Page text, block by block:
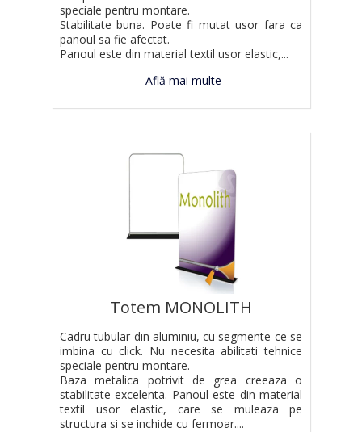
speciale pentru montare.
Stabilitate buna. Poate fi mutat usor fara ca
panoul sa fie afectat.
Panoul este din material textil usor elastic,...
Află mai multe
Totem MONOLITH
Cadru tubular din aluminiu, cu segmente ce se
imbina cu click. Nu necesita abilitati tehnice
speciale pentru montare.
Baza metalica potrivit de grea creeaza o
stabilitate excelenta. Panoul este din material
textil usor elastic, care se muleaza pe
structura si se inchide cu fermoar....